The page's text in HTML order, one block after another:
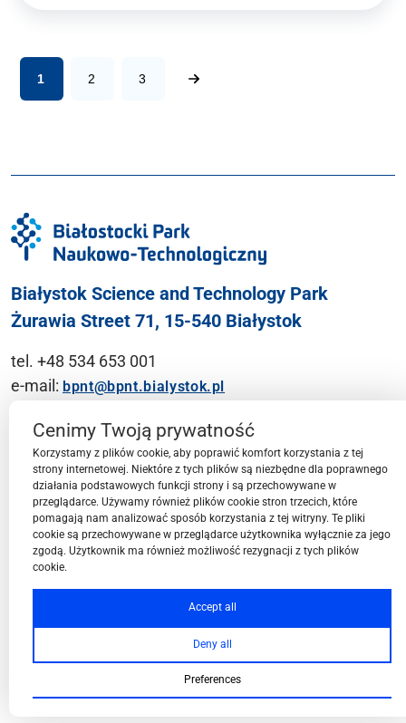
1 2 3
Białystok Science and Technology Park
Żurawia Street 71, 15-540 Białystok
tel. +48 534 653 001
e-mail: bpnt@bpnt.bialystok.pl
Contact
BPN-T Area
BPN-T Offer
Cenimy Twoją prywatność
Korzystamy z plików cookie, aby poprawić komfort korzystania z tej
strony internetowej. Niektóre z tych plików są niezbędne dla poprawnego
działania podstawowych funkcji strony i są przechowywane w
przeglądarce. Używamy również plików cookie stron trzecich, które
pomagają nam analizować sposób korzystania z tej witryny. Te pliki
cookie są przechowywane w przeglądarce użytkownika wyłącznie za jego
zgodą. Użytkownik ma również możliwość rezygnacji z tych plików
cookie.
Accept all
Deny all
Preferences